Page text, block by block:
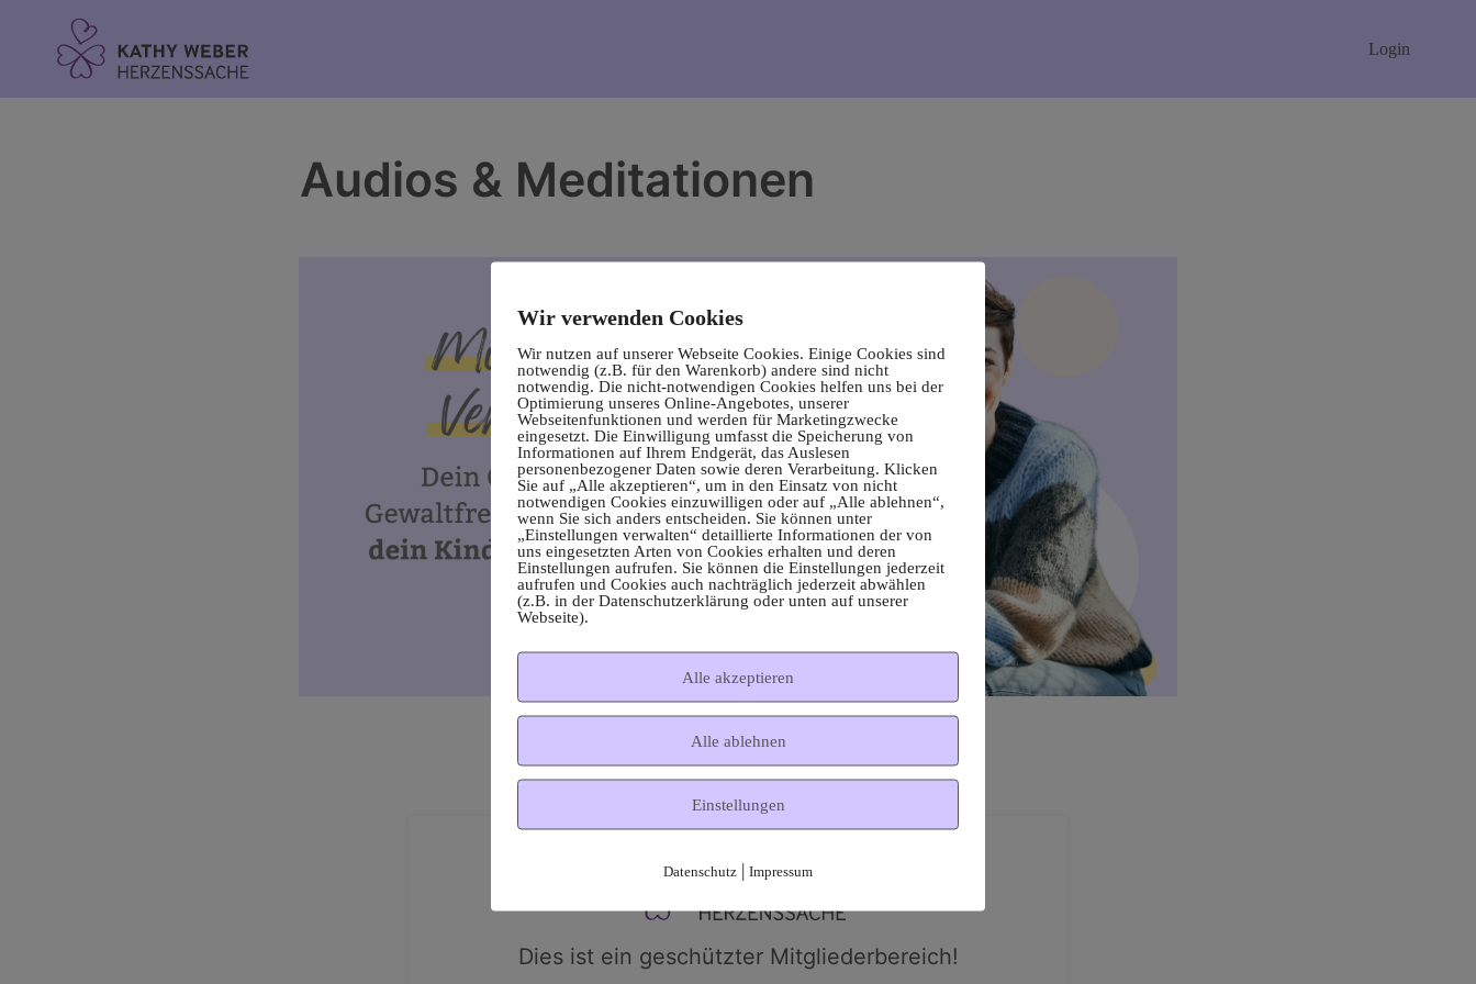
Login
Audios & Meditationen
Dies ist ein geschützter Mitgliederbereich!
Wir verwenden Cookies
Wir nutzen auf unserer Webseite Cookies. Einige Cookies sind
notwendig (z.B. für den Warenkorb) andere sind nicht
notwendig. Die nicht-notwendigen Cookies helfen uns bei der
Optimierung unseres Online-Angebotes, unserer
Webseitenfunktionen und werden für Marketingzwecke
eingesetzt. Die Einwilligung umfasst die Speicherung von
Informationen auf Ihrem Endgerät, das Auslesen
personenbezogener Daten sowie deren Verarbeitung. Klicken
Sie auf „Alle akzeptieren“, um in den Einsatz von nicht
notwendigen Cookies einzuwilligen oder auf „Alle ablehnen“,
wenn Sie sich anders entscheiden. Sie können unter
„Einstellungen verwalten“ detaillierte Informationen der von
uns eingesetzten Arten von Cookies erhalten und deren
Einstellungen aufrufen. Sie können die Einstellungen jederzeit
aufrufen und Cookies auch nachträglich jederzeit abwählen
(z.B. in der Datenschutzerklärung oder unten auf unserer
Webseite).
Alle akzeptieren
Alle ablehnen
Einstellungen
Datenschutz | Impressum